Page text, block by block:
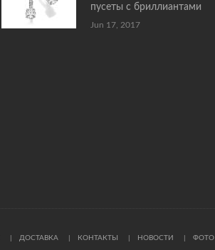
пусеты с бриллиантами
Jun 17, 2017
ДОСТАВКА КОНТАКТЫ НОВОСТИ ФОТО